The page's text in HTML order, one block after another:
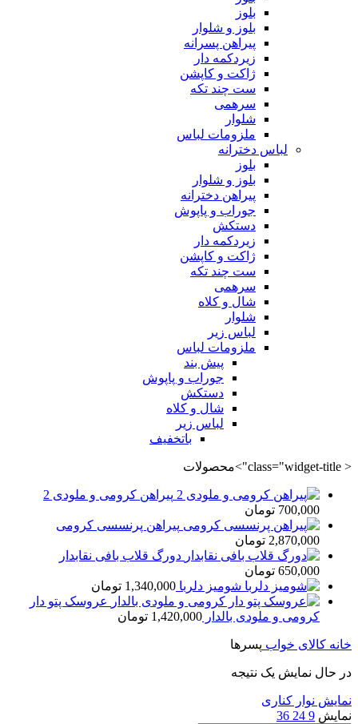
بلوز
بلوز و شلوار
پیراهن پسرانه
زیردکمه دار
ژاکت و کاپشن
ست چند تکه
سرهمی
شلوار
ملزومات لباس
لباس دخترانه
بلوز
بلوز و شلوار
پیراهن دخترانه
جوراب و پاپوش
دستکش
زیردکمه دار
ژاکت و کاپشن
ست چند تکه
سرهمی
شال و کلاه
شلوار
لباس زیر
ملزومات لباس
پیش بند
جوراب و پاپوش
دستکش
شال و کلاه
لباس زیر
باتخفیف
< class="widget-title">محصولات
پیراهن کرومی و ملودی 2
700,000 تومان
پیراهن پرنسسی کرومی
2,870,000 تومان
دورگ قلاب بافی نقابدار
650,000 تومان
شومیز دلربا 1,340,000 تومان
عروسک پتو دار
کرومی و ملودی بالدار 1,420,000 تومان
خانه کالای خواب پسرها
در حال نمایش یک نتیجه
نمایش نوار کناری
نمایش 9
24
36